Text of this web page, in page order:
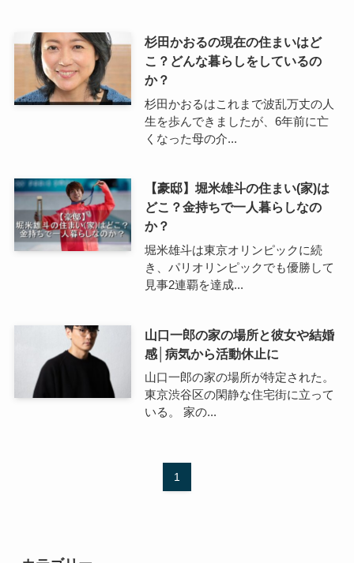
杉田かおるの現在の住まいはど
こ？どんな暮らしをしているの
か？
杉田かおるはこれまで波乱万丈の人
生を歩んできましたが、6年前に亡
くなった母の介...
【豪邸】堀米雄斗の住まい(家)は
どこ？金持ちで一人暮らしなの
か？
堀米雄斗は東京オリンピックに続
き、パリオリンピックでも優勝して
見事2連覇を達成...
山口一郎の家の場所と彼女や結婚
感│病気から活動休止に
山口一郎の家の場所が特定された。
東京渋谷区の閑静な住宅街に立って
いる。 家の...
1